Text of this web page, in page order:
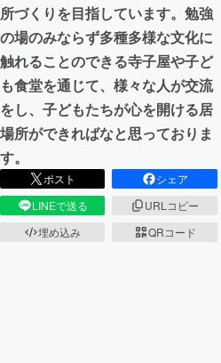
所づくりを目指しています。勉強
の場のみならず多種多様な文化に
触れることのできる寺子屋や子ど
も食堂を通じて、様々な人が交流
をし、子どもたちが心を開ける居
場所ができればなと思っておりま
す。
ポスト
シェア
LINEで送る
URLコピー
埋め込み
QRコード